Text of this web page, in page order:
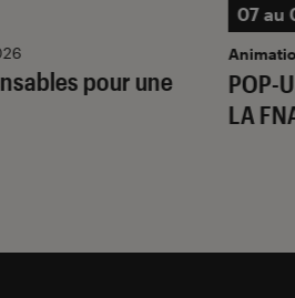
pour une
POP-
LA
07 au